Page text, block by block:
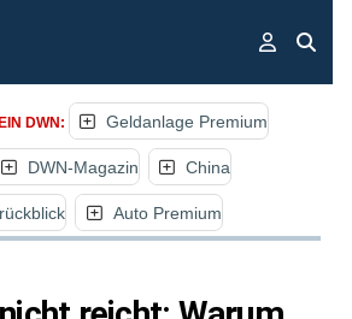
DWN: Geldanlage Premium
DWN-Magazin China
Auto Premium